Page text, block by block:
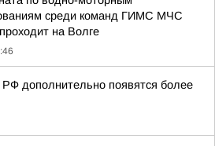
среди команд ГИМС МЧС
на Волге
РФ дополнительно появятся более